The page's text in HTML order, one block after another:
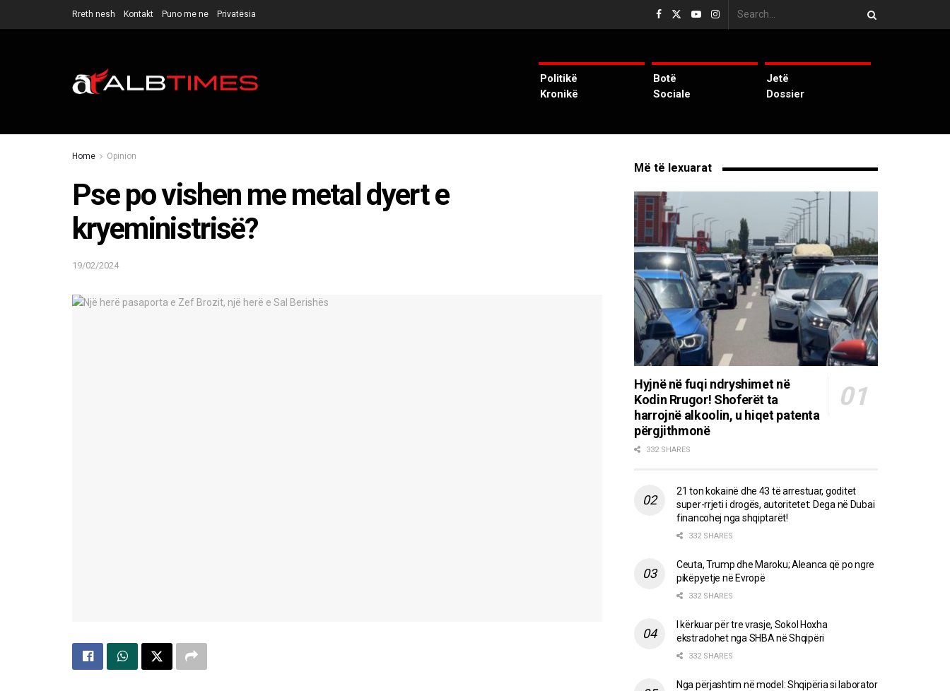
Rreth nesh Kontakt Puno me ne Privatësia
Politikë
Kronikë
Botë
Sociale
Jetë
Dossier
Home Opinion
Pse po vishen me metal dyert e
kryeministrisë?
19/02/2024
Më të lexuarat
Hyjnë në fuqi ndryshimet në
Kodin Rrugor! Shoferët ta
harrojnë alkoolin, u hiqet patenta
përgjithmonë
332 SHARES
21 ton kokainë dhe 43 të arrestuar, goditet
super-rrjeti i drogës, autoritetet: Dega në Dubai
financohej nga shqiptarët!
332 SHARES
Ceuta, Trump dhe Maroku; Aleanca që po ngre
pikëpyetje në Evropë
332 SHARES
I kërkuar për tre vrasje, Sokol Hoxha
ekstradohet nga SHBA në Shqipëri
332 SHARES
Nga përjashtim në model: Shqipëria si laborator